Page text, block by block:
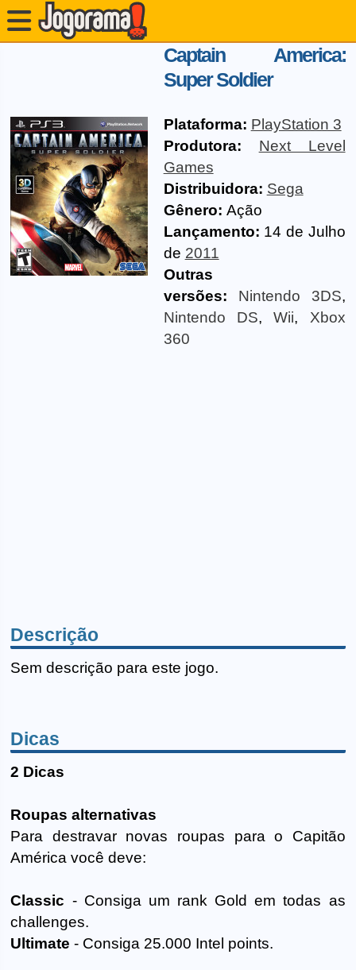
Captain America:
Super Soldier
Plataforma: PlayStation 3
Produtora:
Next Level
Games
Distribuidora: Sega
Gênero: Ação
Lançamento: 14 de Julho
de 2011
Outras
versões:
Nintendo 3DS,
Nintendo DS,Wii, Xbox
360
Descrição
Sem descrição para este jogo.
Dicas
2 Dicas
Roupas alternativas
Para destravar novas roupas para o Capitão
América você deve:
Classic - Consiga um rank Gold em todas as
challenges.
Ultimate - Consiga 25.000 Intel points.